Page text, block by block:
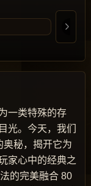
一类特殊的存
光。今天，我们
奥秘，揭开它为
家心中的经典之
的完美融合 80